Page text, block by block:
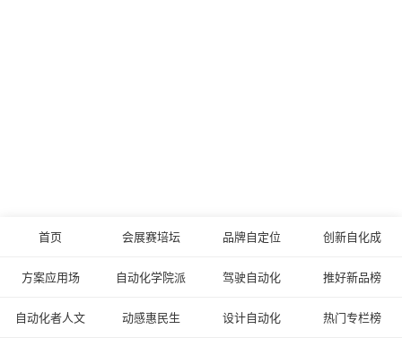
首页 会展赛培坛 品牌自定位 创新自化成
方案应用场 自动化学院派 驾驶自动化 推好新品榜
自动化者人文 动感惠民生 设计自动化 热门专栏榜